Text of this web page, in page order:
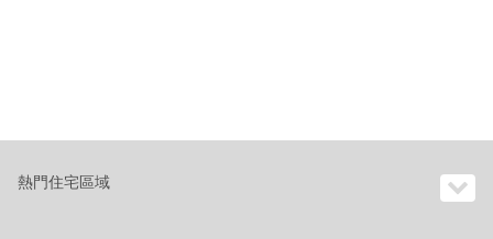
熱門住宅區域